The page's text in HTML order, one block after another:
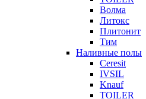
Волма
Литокс
Плитонит
Тим
Наливные полы
Ceresit
IVSIL
Knauf
TOILER